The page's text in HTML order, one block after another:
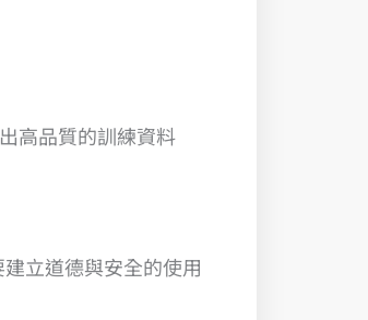
高品質的訓練資料
立道德與安全的使用